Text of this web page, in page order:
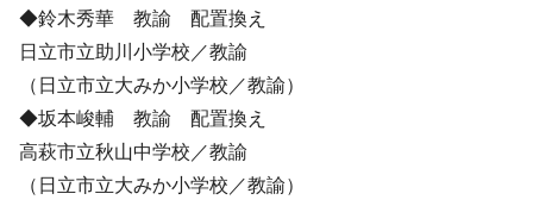
◆鈴木秀華 教諭 配置換え
日立市立助川小学校／教諭
（日立市立大みか小学校／教諭）
◆坂本峻輔 教諭 配置換え
高萩市立秋山中学校／教諭
（日立市立大みか小学校／教諭）